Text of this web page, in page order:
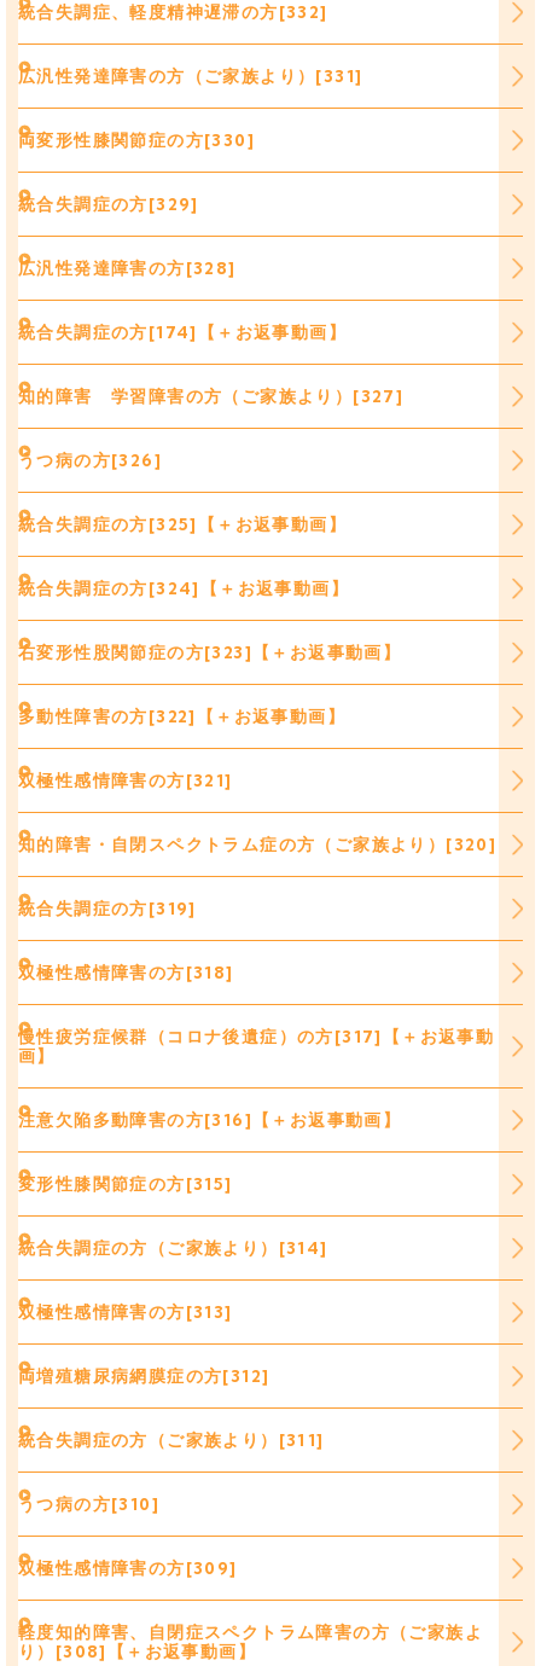
統合失調症、軽度精神遅滞の方[332]
広汎性発達障害の方（ご家族より）[331]
両変形性膝関節症の方[330]
統合失調症の方[329]
広汎性発達障害の方[328]
統合失調症の方[174]【＋お返事動画】
知的障害 学習障害の方（ご家族より）[327]
うつ病の方[326]
統合失調症の方[325]【＋お返事動画】
統合失調症の方[324]【＋お返事動画】
右変形性股関節症の方[323]【＋お返事動画】
多動性障害の方[322]【＋お返事動画】
双極性感情障害の方[321]
知的障害・自閉スペクトラム症の方（ご家族より）[320]
統合失調症の方[319]
双極性感情障害の方[318]
慢性疲労症候群（コロナ後遺症）の方[317]【＋お返事動
画】
注意欠陥多動障害の方[316]【＋お返事動画】
変形性膝関節症の方[315]
統合失調症の方（ご家族より）[314]
双極性感情障害の方[313]
両増殖糖尿病網膜症の方[312]
統合失調症の方（ご家族より）[311]
うつ病の方[310]
双極性感情障害の方[309]
軽度知的障害、自閉症スペクトラム障害の方（ご家族よ
り）[308]【＋お返事動画】